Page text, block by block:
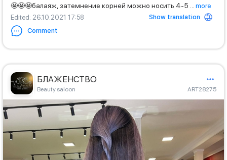
🤩🤩🤩балаяж, затемнение корней можно носить 4-5
more
Edited: 26.10.2021 17:58
Show translation
Comment
БЛАЖЕНСТВО
Beauty saloon ART28275